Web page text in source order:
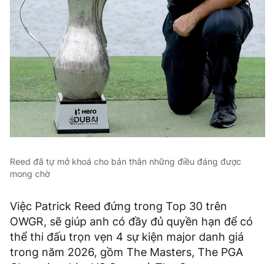
Reed đã tự mở khoá cho bản thân những điều đáng được
mong chờ
Việc Patrick Reed đứng trong Top 30 trên
OWGR, sẽ giúp anh có đầy đủ quyền hạn để có
thể thi đấu trọn vẹn 4 sự kiện major danh giá
trong năm 2026, gồm The Masters, The PGA